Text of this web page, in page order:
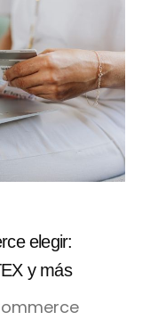
elegir:
y más